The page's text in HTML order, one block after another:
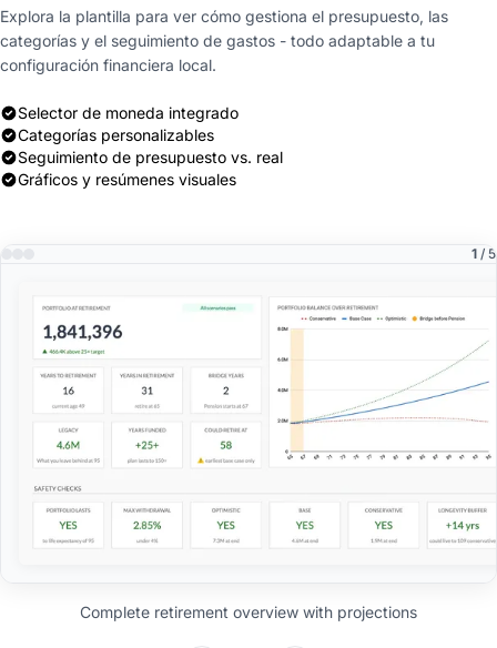
Explora la plantilla para ver cómo gestiona el presupuesto, las
categorías y el seguimiento de gastos - todo adaptable a tu
configuración financiera local.
Selector de moneda integrado
Categorías personalizables
Seguimiento de presupuesto vs. real
Gráficos y resúmenes visuales
1 / 5
Complete retirement overview with projections